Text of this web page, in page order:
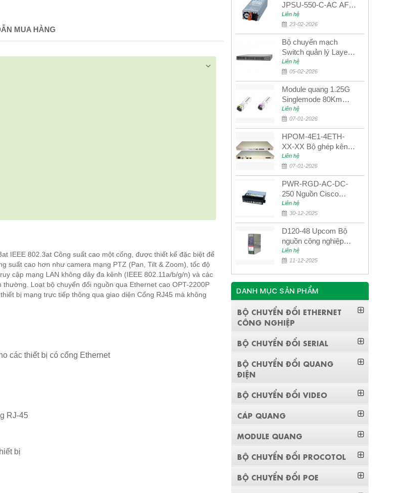
MUA HÀNG
IEEE 802.3at Công suất cao một cổng, được thiết kế đặc biệt để
suất cao hơn như camera mạng PTZ (Pan, Tilt & Zoom), tốc độ
cập mạng LAN không dây đa kênh (IEEE 802.11a/b/g/n) và các
Loạt bộ chuyển đổi nguồn qua Ethernet cao OPT-2200P
bị mạng trực tiếp thông qua giao diện Cổng RJ45 mà không
các thiết bị có cổng Ethernet
RJ-45
bị
JPSU-550-C-AC AFO
nguồn AC công suất
550W dùng cho dòng
switch Juniper
Networks EX4400
Liên hệ
23-02-2026
Bộ chuyển mạch
Switch quản lý Layer 3
Juniper QFX5100-48S
Liên hệ
05-02-2026
Module quang 1.25G
Singlemode 80Km
UPCOM MWS-12-45-
80AD/MWS-12-54-
80BD
Liên hệ
07-01-2026
HPOM-4E1-4ETH-
XX-XX Bộ ghép kênh
quang quản lý SDH
4E1+4ETH+RS232
Liên hệ
07-01-2026
PWR-RGD-AC-DC-
250 Nguồn Cisco
Industrial 250W
PoE/PoE+
Liên hệ
30-12-2025
D120-48 Upcom Bộ
nguồn công nghiệp
đầu ra đơn 120W
48VDC
Liên hệ
11-12-2025
DANH MỤC SẢN PHẨM
BỘ CHUYỂN ĐỔI ETHERNET
CÔNG NGHIỆP
BỘ CHUYỂN ĐỔI SERIAL
BỘ CHUYỂN ĐỔI QUANG
ĐIỆN
BỘ CHUYỂN ĐỔI VIDEO
CÁP QUANG
MODULE QUANG
BỘ CHUYỂN ĐỔI PROCOTOL
BỘ CHUYỂN ĐỔI POE